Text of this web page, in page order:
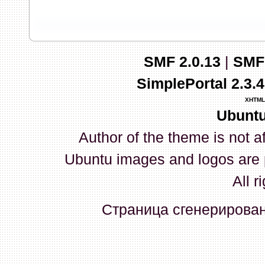
03 Апреля 2026, 10:02:33
whookey:GenKass: с
03 Апреля 2026, 05:22:56
GenKass:По тому же
02 Апреля 2026, 12:56:37
GenKass:Всем доброго
серии (6592) 1-1245, 3-
прошить до 7926, чтобы
Атол 11 видится в системе
SMF 2.0.13|
SimplePortal
XHTML
Author of the theme is not
Ubuntu images and logos
All
Страница